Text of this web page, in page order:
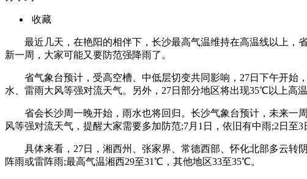
收藏
最近几天，在艳阳的相伴下，长沙最高气温维持在高温线以上，
新一周，大家可能又要防范强降雨了。
省气象台预计，受高空槽、中低层切变共同影响，27日下午开始
水、雷雨大风等强对流天气。另外，27日部分地区将出现35℃以上高温
省会长沙周一晚开始，雨水也将回归。长沙气象台预计，未来一
风等强对流天气，提醒大家需要多加防范;7月1日，依旧有中雨;2日至3
具体来看，27日，湘西州、张家界、常德西部、怀化北部多云
阵雨或雷阵雨;最高气温湘西29至31℃，其他地区33至35℃。